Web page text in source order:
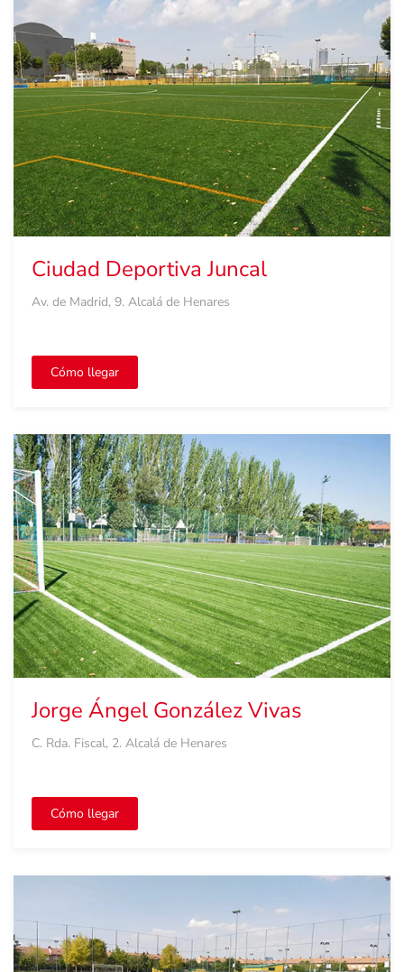
Ciudad Deportiva Juncal
Av. de Madrid, 9. Alcalá de Henares
Cómo llegar
Jorge Ángel González Vivas
C. Rda. Fiscal, 2. Alcalá de Henares
Cómo llegar